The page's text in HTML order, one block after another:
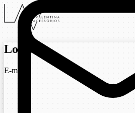
Login
E-mail